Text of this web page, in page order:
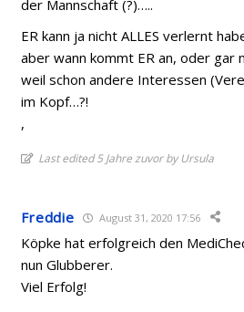
der Mannschaft (?)…..
ER kann ja nicht ALLES verlernt
aber wann kommt ER an, oder gar
weil schon andere Interessen
im Kopf…?!
,
Last edited 5 Jahre zuvor by Ursula
Freddie August 31, 2020 17:56
Köpke hat erfolgreich den
nun Glubberer.
Viel Erfolg!